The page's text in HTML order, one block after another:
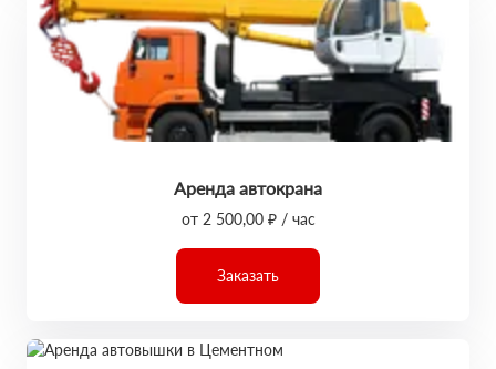
Аренда автокрана
от 2 500,00 ₽ / час
Заказать